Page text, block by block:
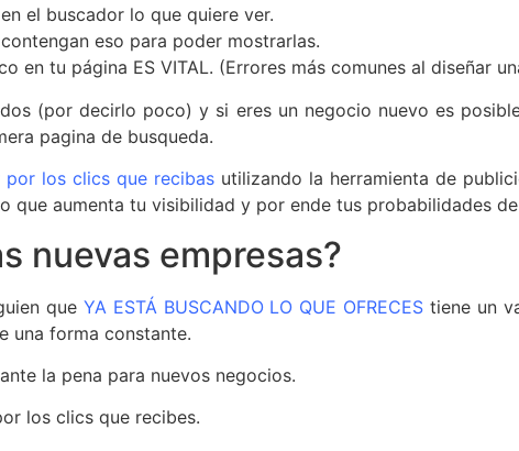
el buscador lo que quiere ver.
eso para poder mostrarlas.
en tu página ES VITAL. (Errores más comunes al diseñar
(por decirlo poco) y si eres un negocio nuevo es
pagina de busqueda.
por los clics que recibas utilizando la herramienta de
que aumenta tu visibilidad y por ende tus probabilidades
nuevas empresas?
que YA ESTÁ BUSCANDO LO QUE OFRECES tiene un
una forma constante.
la pena para nuevos negocios.
los clics que recibes.